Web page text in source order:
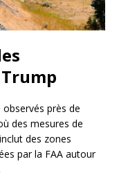
près de
des mesures de
des zones
par la FAA autour